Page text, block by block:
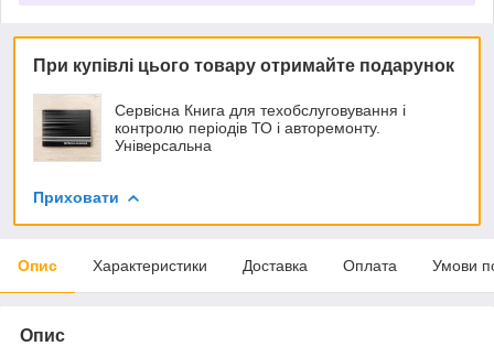
При купівлі цього товару отримайте подарунок
Сервісна Книга для техобслуговування і
контролю періодів ТО і авторемонту.
Універсальна
Приховати
Опис Характеристики Доставка Оплата Умови
Опис